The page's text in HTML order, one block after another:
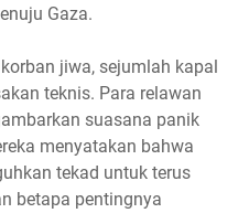
Gaza.
jiwa, sejumlah kapal
teknis. Para relawan
suasana panik
menyatakan bahwa
tekad untuk terus
betapa pentingnya